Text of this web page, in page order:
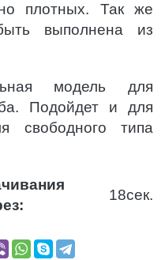
плотных. Так же
выполнена из
модель для
Подойдет и для
свободного типа
18сек.